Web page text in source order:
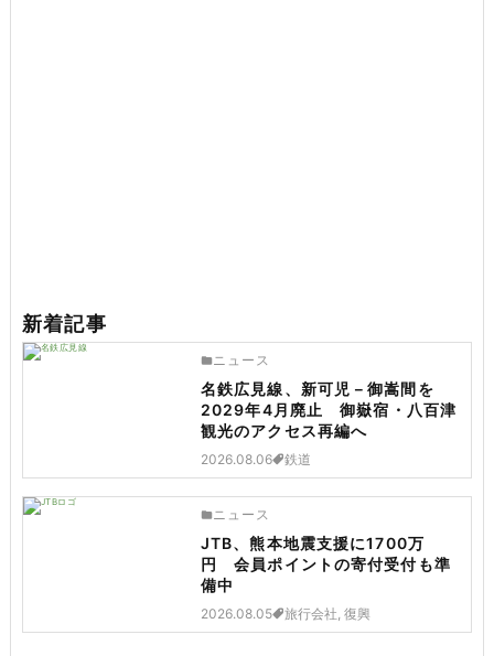
新着記事
ニュース
名鉄広見線、新可児－御嵩間を
2029年4月廃止 御嶽宿・八百津
観光のアクセス再編へ
2026.08.06 鉄道
ニュース
JTB、熊本地震支援に1700万
円 会員ポイントの寄付受付も準
備中
2026.08.05 旅行会社, 復興